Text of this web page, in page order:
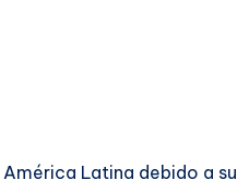
Latina debido a su